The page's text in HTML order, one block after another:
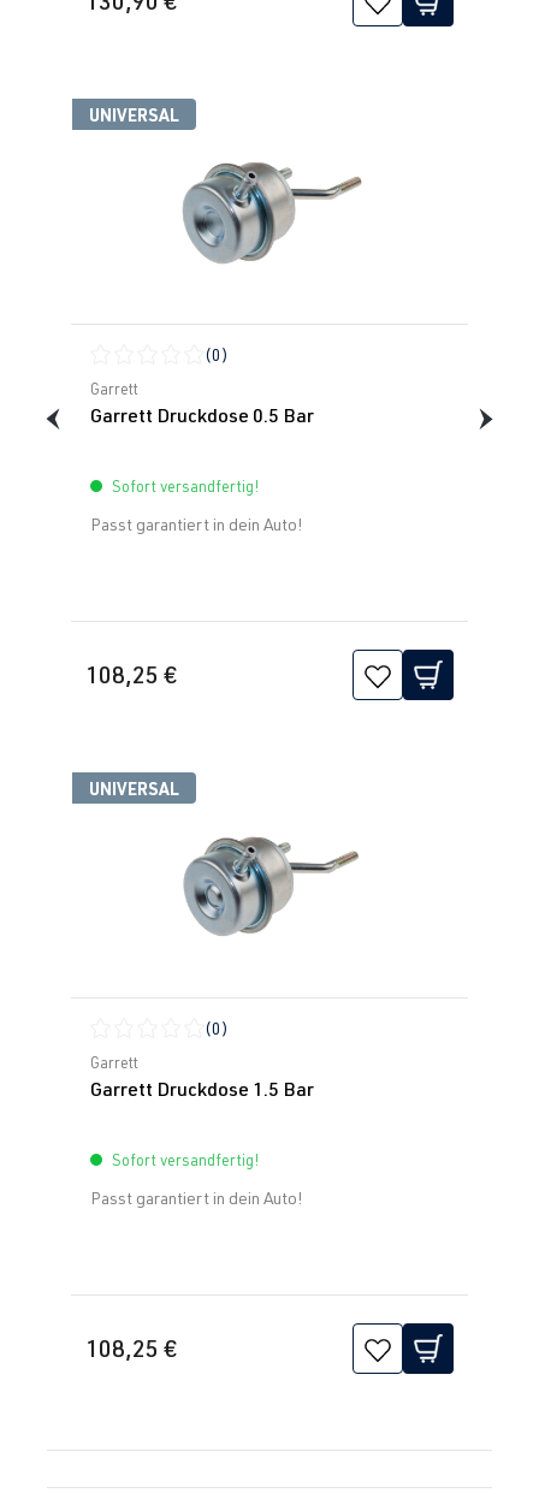
UNIVERSAL
Durchschnittliche Bewertung von 0 von 5 Sternen
(0)
Garrett
Garrett Druckdose 0.5 Bar
Sofort versandfertig!
Passt garantiert in dein Auto!
108,25 €
UNIVERSAL
Durchschnittliche Bewertung von 0 von 5 Sternen
(0)
Garrett
Garrett Druckdose 1.5 Bar
Sofort versandfertig!
Passt garantiert in dein Auto!
108,25 €